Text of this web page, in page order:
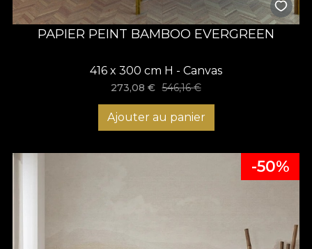
PAPIER PEINT BAMBOO EVERGREEN
416 x 300 cm H - Canvas
273,08€ 546,16€
Ajouter au panier
-50%